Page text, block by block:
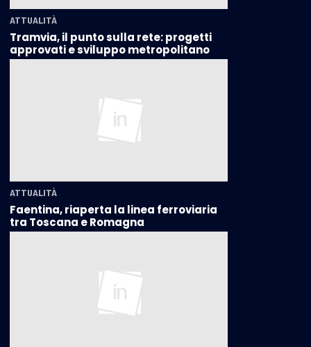
ATTUALITÀ
Tramvia, il punto sulla rete: progetti
approvati e sviluppo metropolitano
ATTUALITÀ
Faentina, riaperta la linea ferroviaria
tra Toscana e Romagna